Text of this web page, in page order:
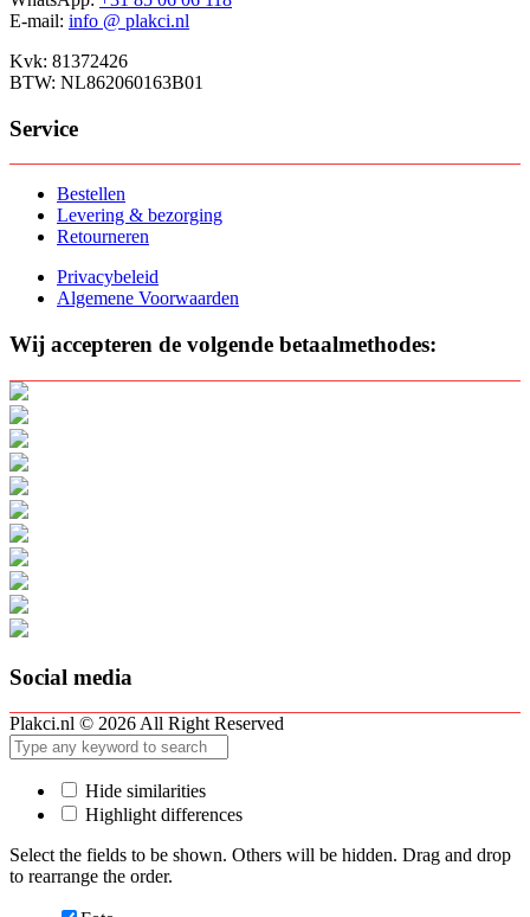
E-mail: info @ plakci.nl
Kvk: 81372426
BTW: NL862060163B01
Service
Bestellen
Levering & bezorging
Retourneren
Privacybeleid
Algemene Voorwaarden
Wij accepteren de volgende betaalmethodes:
Social media
Plakci.nl © 2026 All Right Reserved
Hide similarities
Highlight differences
Select the fields to be shown. Others will be hidden. Drag and drop
to rearrange the order.